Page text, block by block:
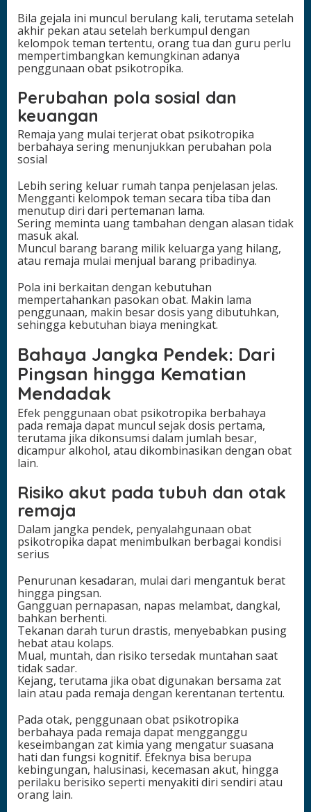
Bila gejala ini muncul berulang kali, terutama setelah
akhir pekan atau setelah berkumpul dengan
kelompok teman tertentu, orang tua dan guru perlu
mempertimbangkan kemungkinan adanya
penggunaan obat psikotropika.
Perubahan pola sosial dan
keuangan
Remaja yang mulai terjerat obat psikotropika
berbahaya sering menunjukkan perubahan pola
sosial
Lebih sering keluar rumah tanpa penjelasan jelas.
Mengganti kelompok teman secara tiba tiba dan
menutup diri dari pertemanan lama.
Sering meminta uang tambahan dengan alasan tidak
masuk akal.
Muncul barang barang milik keluarga yang hilang,
atau remaja mulai menjual barang pribadinya.
Pola ini berkaitan dengan kebutuhan
mempertahankan pasokan obat. Makin lama
penggunaan, makin besar dosis yang dibutuhkan,
sehingga kebutuhan biaya meningkat.
Bahaya Jangka Pendek: Dari
Pingsan hingga Kematian
Mendadak
Efek penggunaan obat psikotropika berbahaya
pada remaja dapat muncul sejak dosis pertama,
terutama jika dikonsumsi dalam jumlah besar,
dicampur alkohol, atau dikombinasikan dengan obat
lain.
Risiko akut pada tubuh dan otak
remaja
Dalam jangka pendek, penyalahgunaan obat
psikotropika dapat menimbulkan berbagai kondisi
serius
Penurunan kesadaran, mulai dari mengantuk berat
hingga pingsan.
Gangguan pernapasan, napas melambat, dangkal,
bahkan berhenti.
Tekanan darah turun drastis, menyebabkan pusing
hebat atau kolaps.
Mual, muntah, dan risiko tersedak muntahan saat
tidak sadar.
Kejang, terutama jika obat digunakan bersama zat
lain atau pada remaja dengan kerentanan tertentu.
Pada otak, penggunaan obat psikotropika
berbahaya pada remaja dapat mengganggu
keseimbangan zat kimia yang mengatur suasana
hati dan fungsi kognitif. Efeknya bisa berupa
kebingungan, halusinasi, kecemasan akut, hingga
perilaku berisiko seperti menyakiti diri sendiri atau
orang lain.